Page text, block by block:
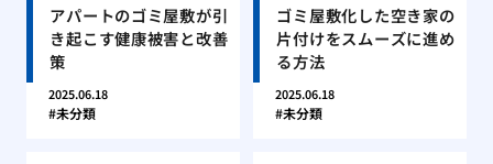
アパートのゴミ屋敷が引
き起こす健康被害と改善
策
2025.06.18
未分類
ゴミ屋敷化した空き家の
片付けをスムーズに進め
る方法
2025.06.18
未分類